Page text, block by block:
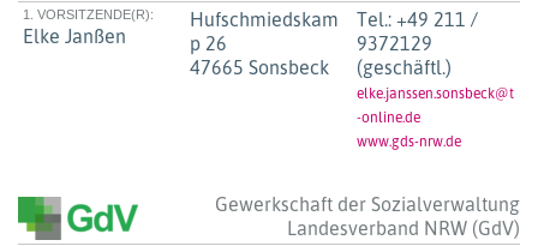
1. VORSITZENDE(R):
Elke Janßen
Hufschmiedskam
p 26
47665 Sonsbeck
Tel.:+49 211 /
9372129
(geschäftl.)
elke.janssen.sonsbeck@t
-online.de
www.gds-nrw.de
Gewerkschaft der Sozialverwaltung
Landesverband NRW (GdV)